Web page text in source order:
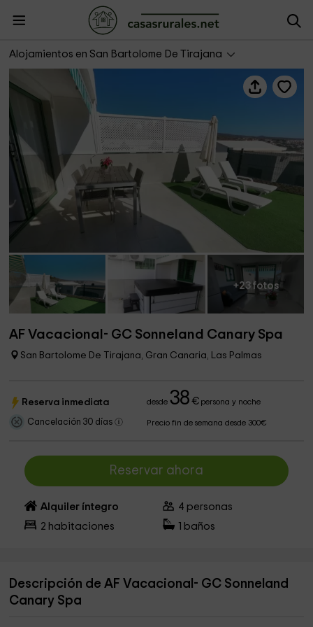
Alojamientos en San Bartolome De Tirajana
AF Vacacional- GC Sonneland Canary Spa
+23 fotos
AF Vacacional- GC Sonneland Canary Spa
San Bartolome De Tirajana, Gran Canaria, Las Palmas
Reserva inmediata desde38 €persona y noche
Cancelación 30 días Precio fin de semana desde 300€
Reservar ahora
Alquiler íntegro 4 personas
2 habitaciones baños
Descripción de AF Vacacional- GC Sonneland
Canary Spa